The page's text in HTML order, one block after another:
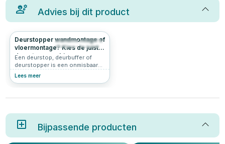
Advies bij dit product
255 4.7
Deurstopper wandmontage of
vloermontage? Kies de juiste
deurstop voor binnen en
buiten.
Een deurstop, deurbuffer of
deurstopper is een onmisbaar
accessoire voor iedereen die
oplossing voor een
veelvoorkomend probleem:
Lees meer
Bijpassende producten